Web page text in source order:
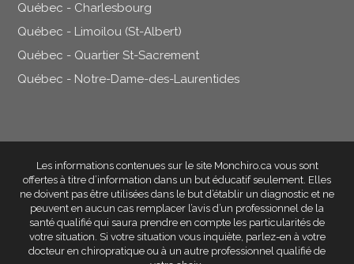
Québec - Charlesbourg
Québec - Limoilou (St-Albert)
Québec - Quartier St-Sacrement
Québec - Notre-Dame-des-Laurentides
Les informations contenues sur le site Monchiro.ca vous sont
offertes à titre d’information dans un but éducatif seulement. Elles
ne doivent pas être utilisées dans le but d’établir un diagnostic et ne
peuvent en aucun cas remplacer l’avis d’un professionnel de la
santé qualifié qui saura prendre en compte les particularités de
votre situation. Si votre situation vous inquiète, parlez-en à votre
docteur en chiropratique ou à un autre professionnel qualifié de